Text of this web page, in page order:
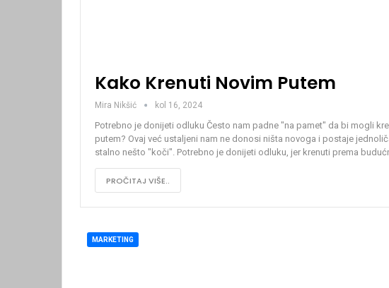
Kako Krenuti Novim Putem
Mira Nikšić kol 16, 2024
Potrebno je donijeti odluku Često nam padne "na pamet" da bi mogli
putem? Ovaj već ustaljeni nam ne donosi ništa novoga i postaje
stalno nešto "koči". Potrebno je donijeti odluku, jer krenuti prema
PROČITAJ VIŠE..
MARKETING